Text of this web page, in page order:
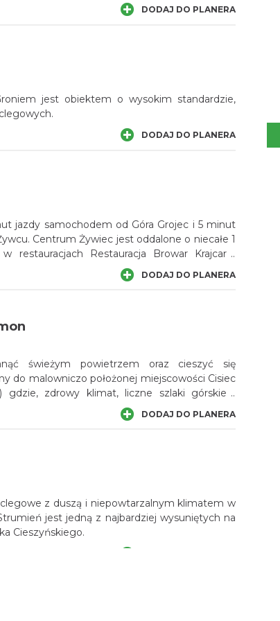
DODAJ DO PLANERA
jest obiektem o wysokim standardzie,
DODAJ DO PLANERA
jazdy samochodem od Góra Grojec i 5 minut
Centrum Żywiec jest oddalone o niecałe 1
restauracjach Restauracja Browar Krajcar i
w odległości 5-minutowego spaceru od
świetne położenie blisko Market in Zywiec.
w odległości 65 km stąd.
DODAJ DO PLANERA
świeżym powietrzem oraz cieszyć się
do malowniczo położonej miejscowości Cisiec
gdzie, zdrowy klimat, liczne szlaki górskie i
miejscowość jest chętnie odwiedzana przez
DODAJ DO PLANERA
z duszą i niepowtarzalnym klimatem w
jest jedną z najbardziej wysuniętych na
Cieszyńskiego.